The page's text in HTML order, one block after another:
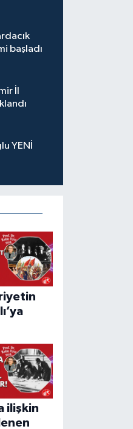
başladı
İl
YENİ
ilişkin